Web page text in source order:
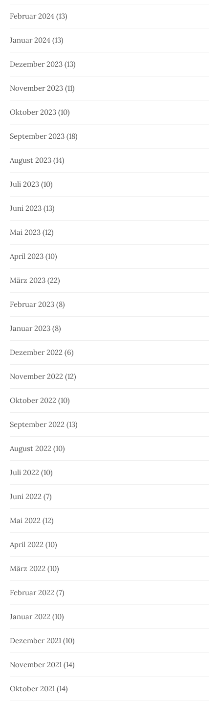
Februar 2024 (13)
Januar 2024 (13)
Dezember 2023 (13)
November 2023 (11)
Oktober 2023 (10)
September 2023 (18)
August 2023 (14)
Juli 2023 (10)
Juni 2023 (13)
Mai 2023 (12)
April 2023 (10)
März 2023 (22)
Februar 2023 (8)
Januar 2023 (8)
Dezember 2022 (6)
November 2022 (12)
Oktober 2022 (10)
September 2022 (13)
August 2022 (10)
Juli 2022 (10)
Juni 2022 (7)
Mai 2022 (12)
April 2022 (10)
März 2022 (10)
Februar 2022 (7)
Januar 2022 (10)
Dezember 2021 (10)
November 2021 (14)
Oktober 2021 (14)